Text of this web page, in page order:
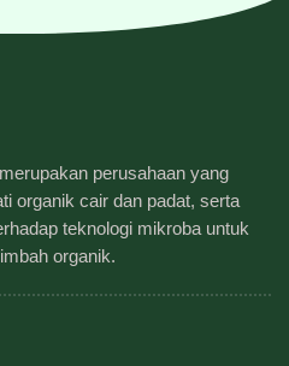
perusahaan yang
organik cair dan padat, serta
teknologi mikroba untuk
organik.